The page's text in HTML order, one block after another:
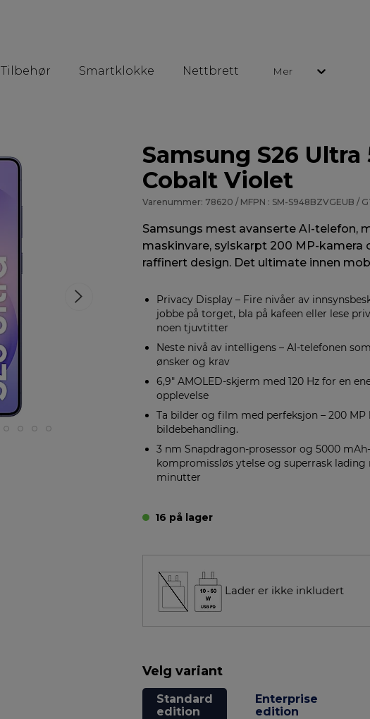
Tilbehør Smartklokke Nettbrett Mer
Samsung S26 Ultra
Cobalt Violet
Varenummer: 78620 / MFPN : SM-S948BZVGEUB /
Samsungs mest avanserte AI-telefon,
maskinvare, sylskarpt 200 MP-kamera
raffinert design. Det ultimate innen
Privacy Display – Fire nivåer av
jobbe på torget, bla på kafeen eller lese
noen tjuvtitter
Neste nivå av intelligens – AI-telefonen
ønsker og krav
6,9" AMOLED-skjerm med 120 Hz for en
opplevelse
Ta bilder og film med perfeksjon – 200 MP
bildebehandling.
3 nm Snapdragon-prosessor og 5000
kompromissløs ytelse og superrask lading
minutter
16 på lager
Lader er ikke inkludert
Velg variant
Standard
edition
Enterprise
edition